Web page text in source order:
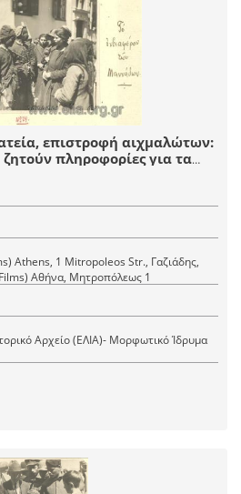
επιστροφή αιχμαλώτων:
πληροφορίες για τα
στρατιώτες.
Δημήτριος και Μιχαήλ (Dag Films) Αθήνα, Mητροπόλεως 1
Αρχείο (ΕΛΙΑ)- Μορφωτικό Ίδρυμα